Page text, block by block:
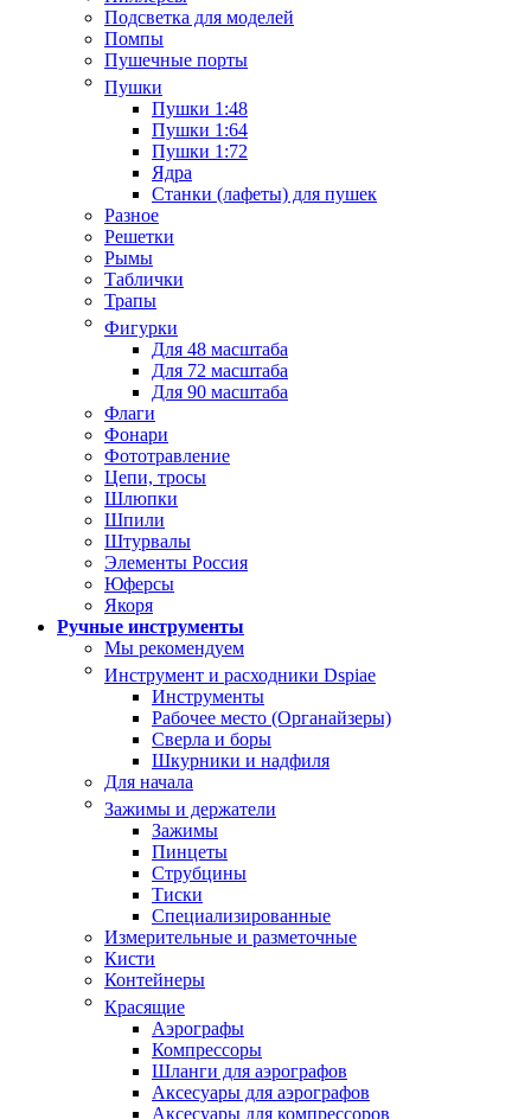
Подсветка для моделей
Помпы
Пушечные порты
Пушки
Пушки 1:48
Пушки 1:64
Пушки 1:72
Ядра
Станки (лафеты) для пушек
Разное
Решетки
Рымы
Таблички
Трапы
Фигурки
Для 48 масштаба
Для 72 масштаба
Для 90 масштаба
Флаги
Фонари
Фототравление
Цепи, тросы
Шлюпки
Шпили
Штурвалы
Элементы Россия
Юферсы
Якоря
Ручные инструменты
Мы рекомендуем
Инструмент и расходники Dspiae
Инструменты
Рабочее место (Органайзеры)
Сверла и боры
Шкурники и надфиля
Для начала
Зажимы и держатели
Зажимы
Пинцеты
Струбцины
Тиски
Специализированные
Измерительные и разметочные
Кисти
Контейнеры
Красящие
Аэрографы
Компрессоры
Шланги для аэрографов
Аксесуары для аэрографов
Аксесуары для компрессоров